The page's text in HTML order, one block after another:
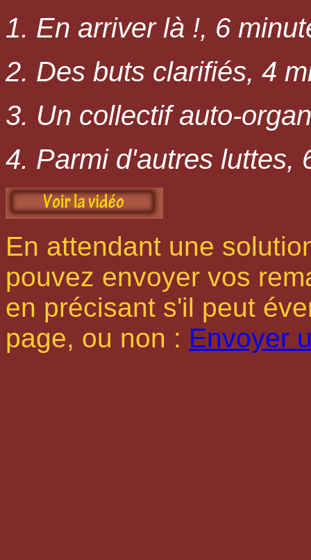
1. En arriver là !, 6
2. Des buts clarifiés, 4
3. Un collectif auto-
4. Parmi d'autres luttes,
En attendant une
pouvez envoyer vos
en précisant s'il peut
page, ou non : Envoyer